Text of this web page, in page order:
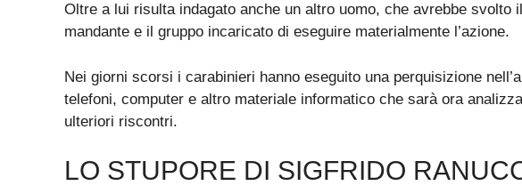
Oltre a lui risulta indagato anche un altro uomo, che avrebbe svolto
mandante e il gruppo incaricato di eseguire materialmente l’azione.
Nei giorni scorsi i carabinieri hanno eseguito una perquisizione
telefoni, computer e altro materiale informatico che sarà ora
ulteriori riscontri.
LO STUPORE DI SIGFRIDO